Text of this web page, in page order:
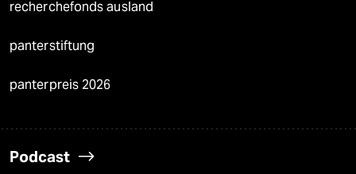
recherchefonds ausland
panterstiftung
panterpreis 2026
Podcast